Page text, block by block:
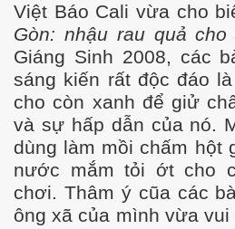
Việt Báo Cali vừa cho
Gòn: nhậu rau quả cho
Giáng Sinh 2008, các
sáng kiến rất độc đáo
cho còn xanh để giử
và sự hấp dẫn của nó.
dùng làm mồi chấm hột
nước mắm tỏi ớt cho
chơi. Thâm ý cũa các
ông xã của mình vừa